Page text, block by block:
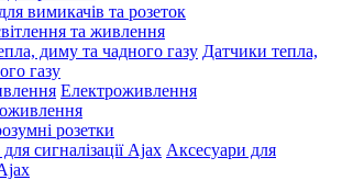
вимикачів та розеток
та живлення
Датчики тепла,
газу
Електроживлення
розетки
Аксесуари для